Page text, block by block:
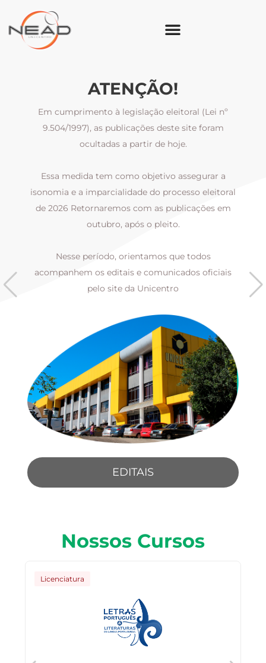
ATENÇÃO!
Em cumprimento à legislação eleitoral (Lei nº
9.504/1997), as publicações deste site foram
ocultadas a partir de hoje.
Essa medida tem como objetivo assegurar a
isonomia e a imparcialidade do processo eleitoral
de 2026 Retornaremos com as publicações em
outubro, após o pleito.
Nesse período, orientamos que todos
acompanhem os editais e comunicados oficiais
pelo site da Unicentro
EDITAIS
Nossos Cursos
Licenciatura